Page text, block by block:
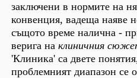
заключени в нормите на
конвенция, вадеща наяве
същото време налична -
верига на клиничния
'Клиника' са двете
проблемният диапазон се